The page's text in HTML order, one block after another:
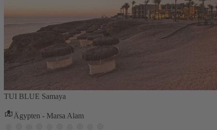
TUI BLUE Samaya
Ägypten - Marsa Alam